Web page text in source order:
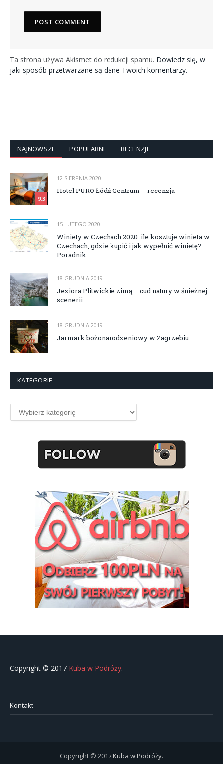
Ta strona używa Akismet do redukcji spamu. Dowiedz się, w
jaki sposób przetwarzane są dane Twoich komentarzy.
NAJNOWSZE POPULARNE RECENZJE
9.3
12 SIERPNIA 2020
Hotel PURO Łódź Centrum – recenzja
15 LUTEGO 2020
Winiety w Czechach 2020: ile kosztuje winieta w
Czechach, gdzie kupić i jak wypełnić winietę?
Poradnik.
18 GRUDNIA 2019
Jeziora Plitwickie zimą – cud natury w śnieżnej
scenerii
18 GRUDNIA 2019
Jarmark bożonarodzeniowy w Zagrzebiu
KATEGORIE
Kategorie
Copyright © 2017 Kuba w Podróży.
Kontakt
Copyright © 2017Kuba w Podróży.